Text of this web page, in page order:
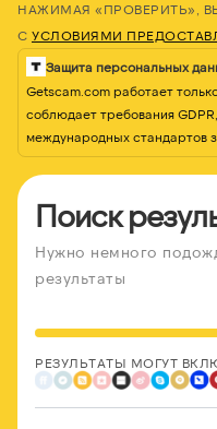
НАЖИМАЯ «ПРОВЕРИТЬ»,
С УСЛОВИЯМИ
Защита персональных
Getscam.com работает
соблюдает требования
международных стандартов
Поиск
Нужно немного
результаты
РЕЗУЛЬТАТЫ МОГУТ